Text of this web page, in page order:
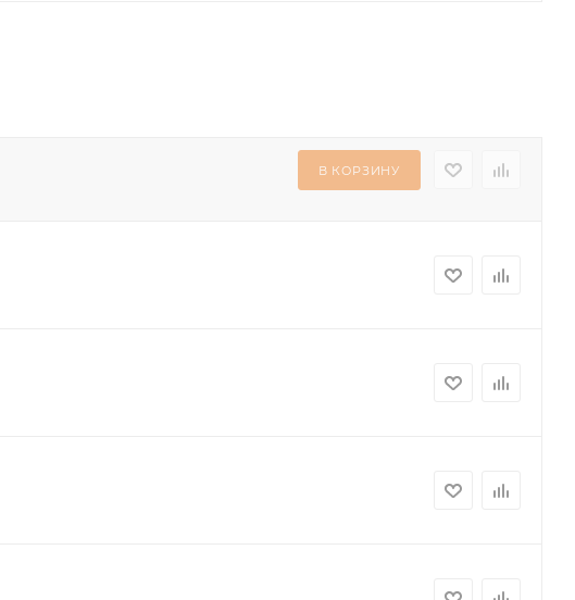
В КОРЗИНУ